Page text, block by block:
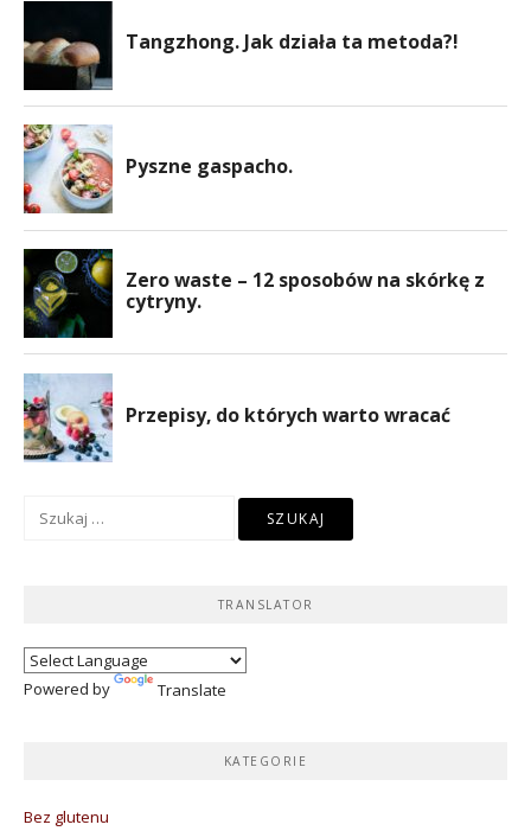
Szukaj:
TRANSLATOR
Powered by Translate
KATEGORIE
Bez glutenu